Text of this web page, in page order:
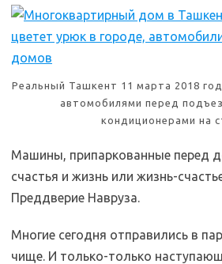
Реальный Ташкент 11 марта 2018
автомобилями перед
кондиционерами на
Машины, припаркованные перед
счастья и жизнь или жизнь-
Преддверие Навруза.
Многие сегодня отправились в
чище. И только-только